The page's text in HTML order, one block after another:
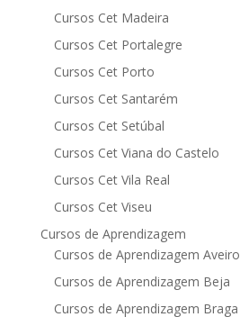
Cursos Cet Madeira
Cursos Cet Portalegre
Cursos Cet Porto
Cursos Cet Santarém
Cursos Cet Setúbal
Cursos Cet Viana do Castelo
Cursos Cet Vila Real
Cursos Cet Viseu
Cursos de Aprendizagem
Cursos de Aprendizagem Aveiro
Cursos de Aprendizagem Beja
Cursos de Aprendizagem Braga